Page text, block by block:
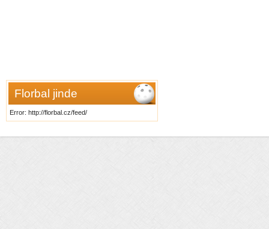
Florbal jinde
Error: http://florbal.cz/feed/